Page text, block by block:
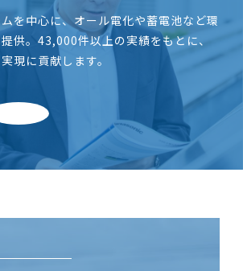
を中心に、オール電化や蓄電池など環
供。43,000件以上の実績をもとに、
現に貢献します。